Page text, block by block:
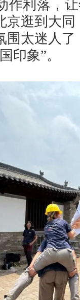
作利落，
京逛到大
围太迷人
印象”。